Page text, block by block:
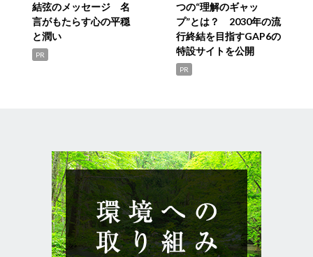
結弦のメッセージ 名
言がもたらす心の平穏
と潤い
PR
つの“理解のギャッ
プ”とは？ 2030年の流
行終結を目指すGAP6の
特設サイトを公開
PR